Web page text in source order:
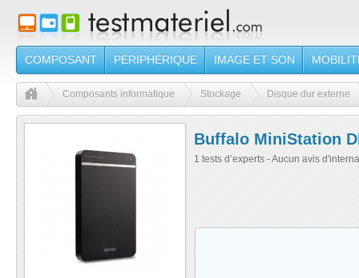
COMPOSANT PÉRIPHÉRIQUE IMAGE ET SON
Composants informatique Stockage Disque dur externe
Buffalo MiniStation
1 tests d’experts - Aucun avis